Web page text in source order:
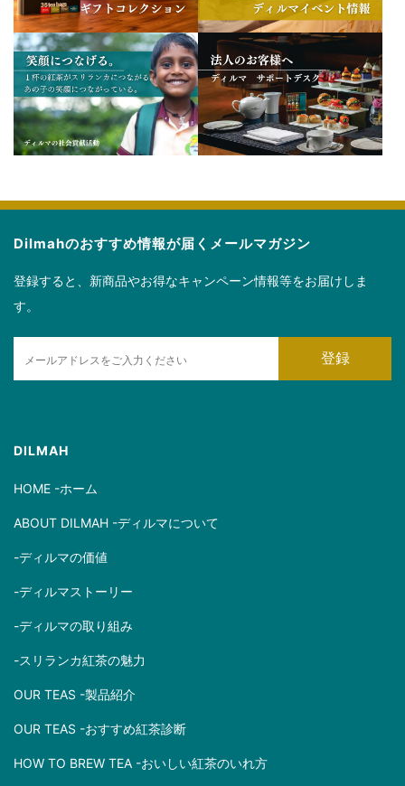
Dilmahのおすすめ情報が届くメールマガジン
登録すると、新商品やお得なキャンペーン情報等をお届けしま
す。
l
登録
DILMAH
HOME -ホーム
ABOUT DILMAH -ディルマについて
-ディルマの価値
-ディルマストーリー
-ディルマの取り組み
-スリランカ紅茶の魅力
OUR TEAS -製品紹介
OUR TEAS -おすすめ紅茶診断
HOW TO BREW TEA -おいしい紅茶のいれ方